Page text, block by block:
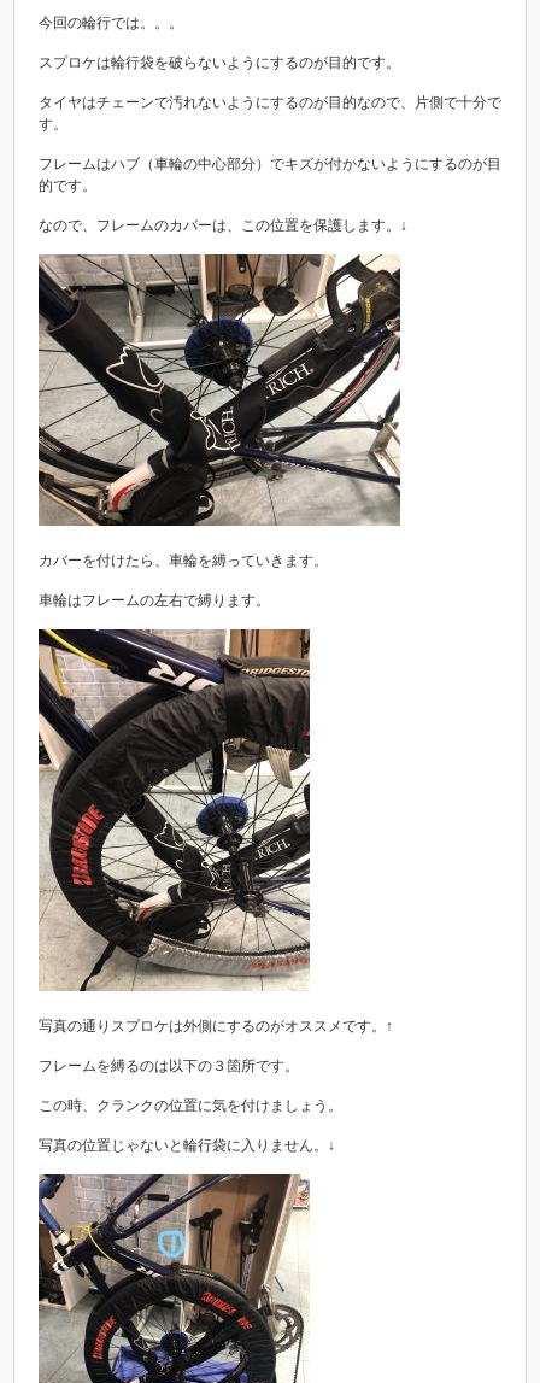
今回の輪行では。。。
スプロケは輪行袋を破らないようにするのが目的です。
タイヤはチェーンで汚れないようにするのが目的なので、片側で十分で
す。
フレームはハブ（車輪の中心部分）でキズが付かないようにするのが目
的です。
なので、フレームのカバーは、この位置を保護します。↓
カバーを付けたら、車輪を縛っていきます。
車輪はフレームの左右で縛ります。
写真の通りスプロケは外側にするのがオススメです。↑
フレームを縛るのは以下の３箇所です。
この時、クランクの位置に気を付けましょう。
写真の位置じゃないと輪行袋に入りません。↓